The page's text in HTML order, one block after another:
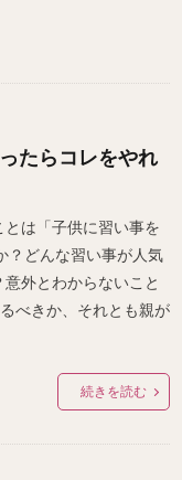
たらコレをやれ
は「子供に習い事を
？どんな習い事が人気
外とわからないこと
べきか、それとも親が
続きを読む